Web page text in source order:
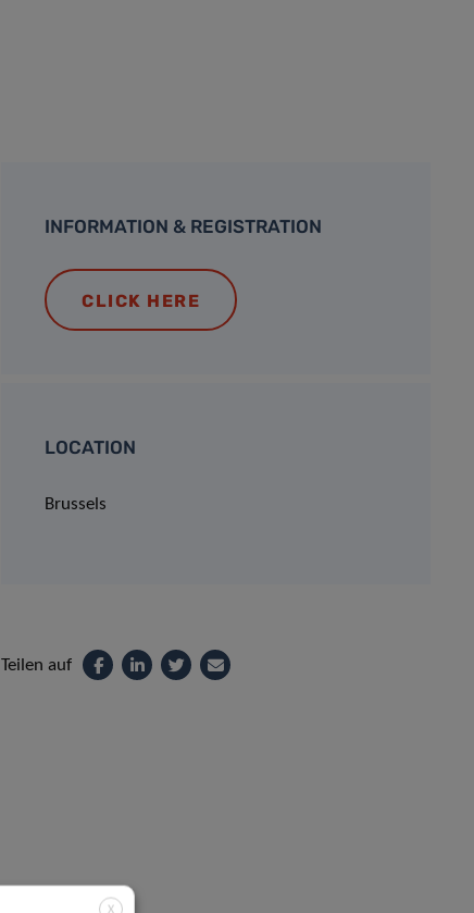
INFORMATION & REGISTRATION
CLICK HERE
LOCATION
Brussels
Teilen auf
X